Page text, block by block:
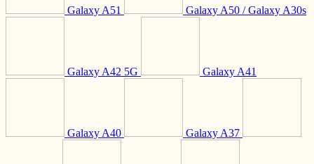
Galaxy A51 Galaxy A50 / Galaxy A30s
Galaxy A42 5G Galaxy A41
Galaxy A40 Galaxy A37